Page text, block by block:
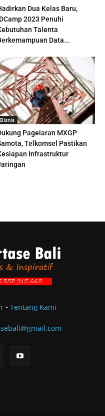
Dua Kelas Baru,
2023 Penuhi
Talenta
Data...
Bisnis
Pagelaran MXGP
Telkomsel Pastikan
Infrastruktur
• Tentang Kami